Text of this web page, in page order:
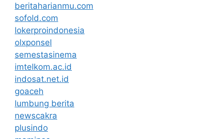
beritaharianmu.com
sofold.com
lokerproindonesia
olxponsel
semestasinema
imtelkom.ac.id
indosat.net.id
goaceh
lumbung berita
newscakra
plusindo